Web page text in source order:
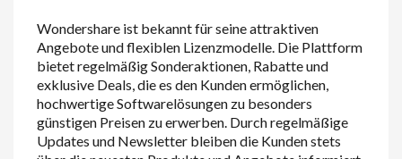
Wondershare ist bekannt für seine attraktiven
Angebote und flexiblen Lizenzmodelle. Die Plattform
bietet regelmäßig Sonderaktionen, Rabatte und
exklusive Deals, die es den Kunden ermöglichen,
hochwertige Softwarelösungen zu besonders
günstigen Preisen zu erwerben. Durch regelmäßige
Updates und Newsletter bleiben die Kunden stets